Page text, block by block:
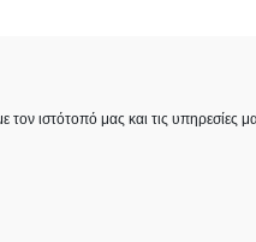
ιστότοπό μας και τις υπηρεσίες